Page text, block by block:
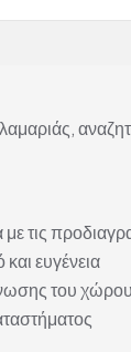
ευγένεια
του